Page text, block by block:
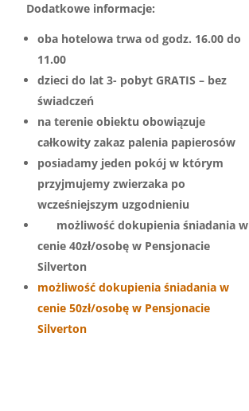
Dodatkowe informacje:
oba hotelowa trwa od godz. 16.00 do
11.00
dzieci do lat 3- pobyt GRATIS – bez
świadczeń
na terenie obiektu obowiązuje
całkowity zakaz palenia papierosów
posiadamy jeden pokój w którym
przyjmujemy zwierzaka po
wcześniejszym uzgodnieniu
możliwość dokupienia śniadania w
cenie 40zł/osobę w Pensjonacie
Silverton
możliwość dokupienia śniadania w
cenie 50zł/osobę w Pensjonacie
Silverton